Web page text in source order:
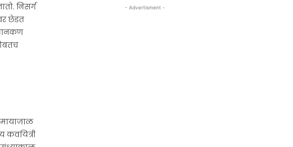
निसर्ग
छेडत
कवयित्री
- Advertisment -